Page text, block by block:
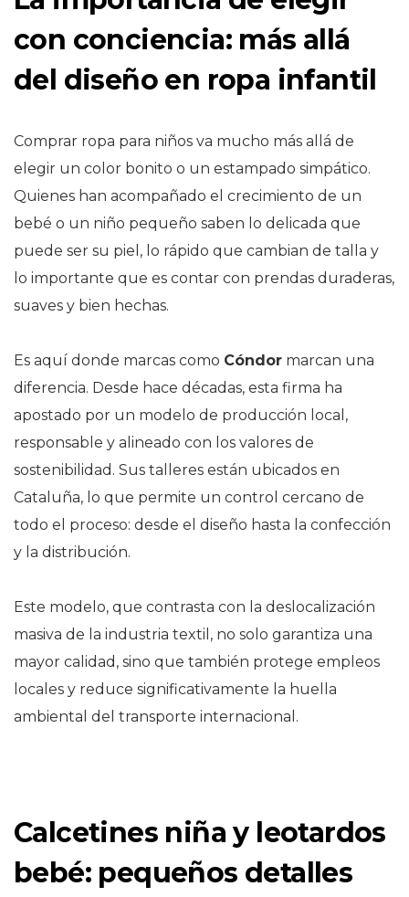
con conciencia: más allá
del diseño en ropa infantil
Comprar ropa para niños va mucho más allá de
elegir un color bonito o un estampado simpático.
Quienes han acompañado el crecimiento de un
bebé o un niño pequeño saben lo delicada que
puede ser su piel, lo rápido que cambian de talla y
lo importante que es contar con prendas duraderas,
suaves y bien hechas.
Es aquí donde marcas como Cóndor marcan una
diferencia. Desde hace décadas, esta firma ha
apostado por un modelo de producción local,
responsable y alineado con los valores de
sostenibilidad. Sus talleres están ubicados en
Cataluña, lo que permite un control cercano de
todo el proceso: desde el diseño hasta la confección
y la distribución.
Este modelo, que contrasta con la deslocalización
masiva de la industria textil, no solo garantiza una
mayor calidad, sino que también protege empleos
locales y reduce significativamente la huella
ambiental del transporte internacional.
Calcetines niña y leotardos
bebé: pequeños detalles